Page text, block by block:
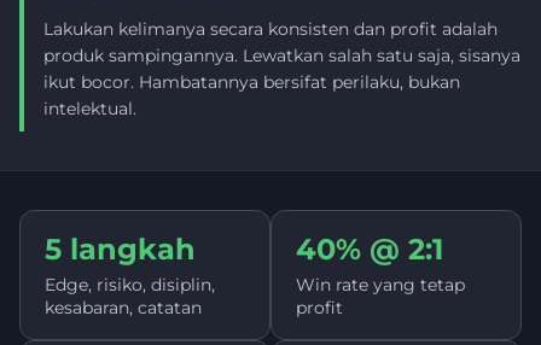
Lakukan kelimanya secara konsisten dan profit adalah
produk sampingannya. Lewatkan salah satu saja, sisanya
ikut bocor. Hambatannya bersifat perilaku, bukan
intelektual.
5 langkah
Edge, risiko, disiplin,
kesabaran, catatan
40% @ 2:1
Win rate yang tetap
profit